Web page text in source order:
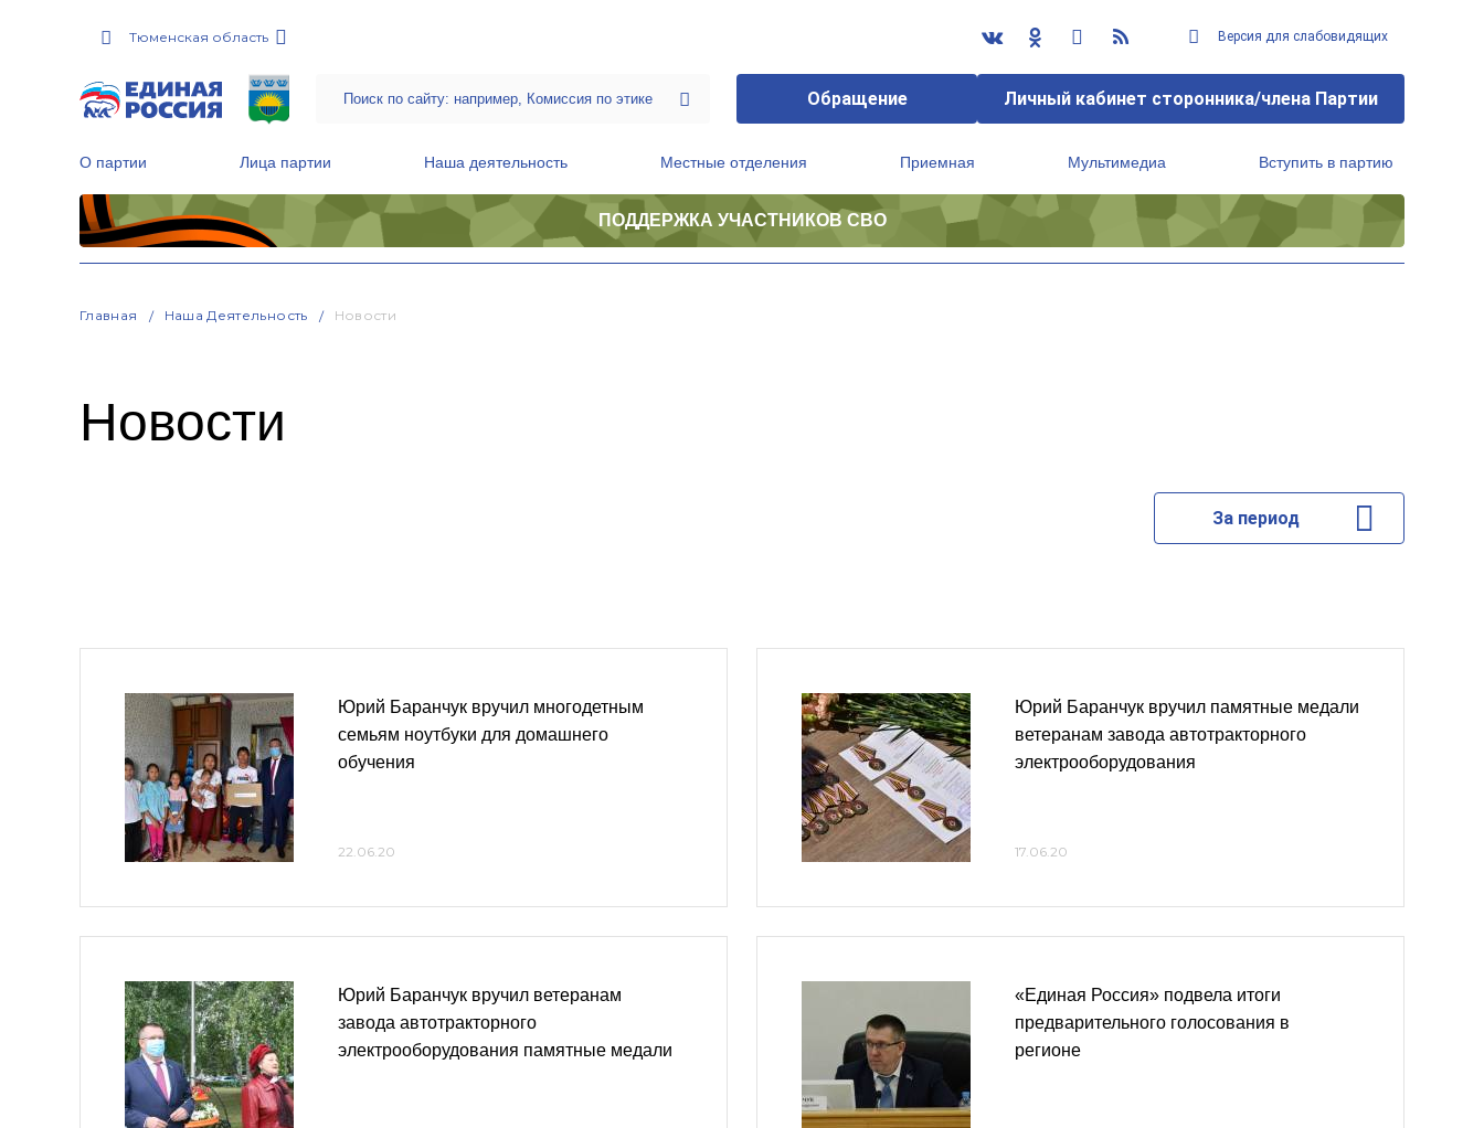
Тюменская область Версия для слабовидящих
Обращение Личный кабинет сторонника/члена Партии
О партии Лица партии Наша деятельность Местные отделения Приемная Мультимедиа Вступить в партию
ПОДДЕРЖКА УЧАСТНИКОВ СВО
Главная Наша Деятельность Новости
Новости
За период
Юрий Баранчук вручил многодетным
семьям ноутбуки для домашнего
обучения
22.06.20
Юрий Баранчук вручил ветеранам
завода автотракторного
электрооборудования памятные медали
Юрий Баранчук вручил памятные медали
ветеранам завода автотракторного
электрооборудования
17.06.20
«Единая Россия» подвела итоги
предварительного голосования в
регионе